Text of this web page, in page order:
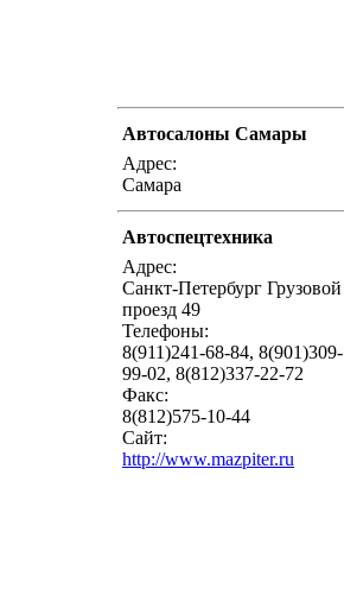
Автосалоны Самары
Адрес:
Самара
Автоспецтехника
Адрес:
Санкт-Петербург Грузовой
проезд 49
Телефоны:
8(911)241-68-84, 8(901)309-
99-02, 8(812)337-22-72
Факс:
8(812)575-10-44
Сайт:
http://www.mazpiter.ru